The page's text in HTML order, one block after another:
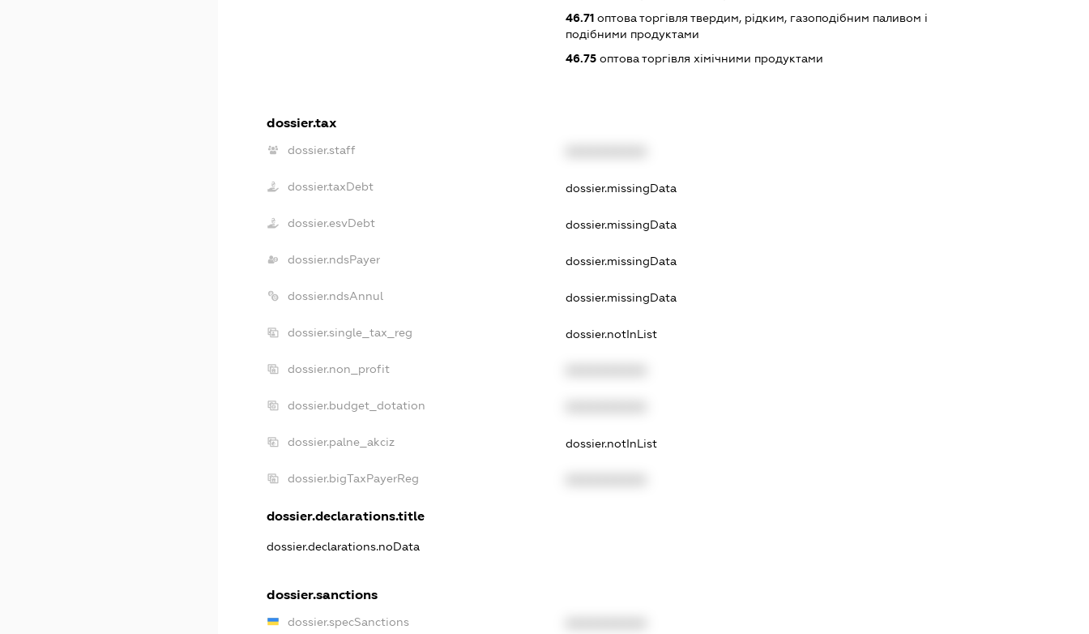
46.71 оптова торгівля твердим, рідким, газоподібним паливом і
подібними продуктами
46.75 оптова торгівля хімічними продуктами
dossier.tax
dossier.staff
dossier.taxDebt dossier.missingData
dossier.esvDebt dossier.missingData
dossier.ndsPayer dossier.missingData
dossier.ndsAnnul dossier.missingData
dossier.single_tax_reg dossier.notInList
dossier.non_profit
dossier.budget_dotation
dossier.palne_akciz dossier.notInList
dossier.bigTaxPayerReg
dossier.declarations.title
dossier.declarations.noData
dossier.sanctions
dossier.specSanctions